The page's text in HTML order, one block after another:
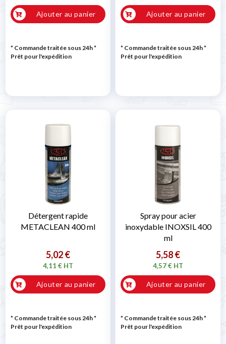
Ajouter au panier
* Commande traitée sous 24h*
Prêt pour l'expédition
Ajouter au panier
* Commande traitée sous 24h*
Prêt pour l'expédition
Détergent rapide
METACLEAN 400 ml
5,02 €
4,11 € HT
Ajouter au panier
* Commande traitée sous 24h*
Prêt pour l'expédition
Spray pour acier
inoxydable INOXSIL 400
ml
5,58 €
4,57 € HT
Ajouter au panier
* Commande traitée sous 24h*
Prêt pour l'expédition